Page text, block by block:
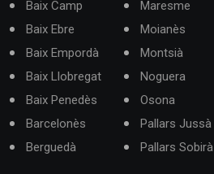
Baix Camp
Baix Ebre
Baix Empordà
Baix Llobregat
Baix Penedès
Barcelonès
Berguedà
Maresme
Moianès
Montsià
Noguera
Osona
Pallars Jussà
Pallars Sobirà